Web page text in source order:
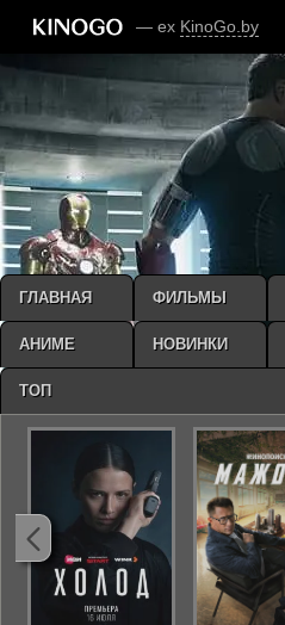
— ex KinoGo.by
ГЛАВНАЯ ФИЛЬМЫ
АНИМЕ НОВИНКИ
ТОП